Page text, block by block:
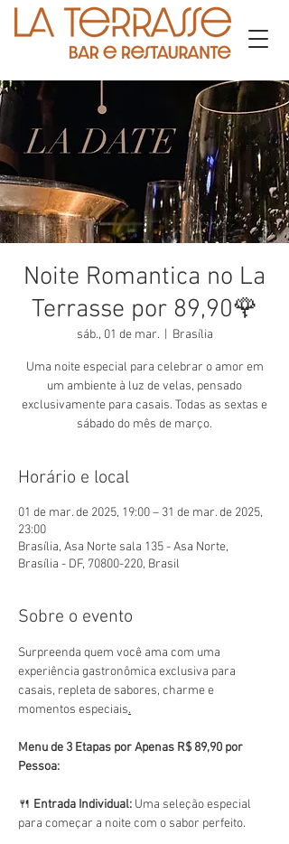
Noite Romantica no La
Terrasse por 89,90🌹
sáb., 01 de mar.
  |
Brasília
Uma noite especial para celebrar o amor em
um ambiente à luz de velas, pensado
exclusivamente para casais. Todas as sextas e
sábado do mês de março.
Horário e local
01 de mar. de 2025, 19:00 – 31 de mar. de 2025,
23:00
Brasília, Asa Norte sala 135 - Asa Norte,
Brasília - DF, 70800-220, Brasil
Sobre o evento
Surpreenda quem você ama com uma
experiência gastronômica exclusiva para
casais, repleta de sabores, charme e
momentos especiais.
Menu de 3 Etapas por Apenas R$ 89,90 por
Pessoa:
🍴 Entrada Individual: Uma seleção especial
para começar a noite com o sabor perfeito.